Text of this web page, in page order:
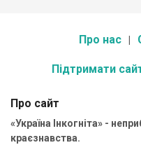
Про нас
Підтримати
Про сайт
«Україна Інкогніта» -
краєзнавства.